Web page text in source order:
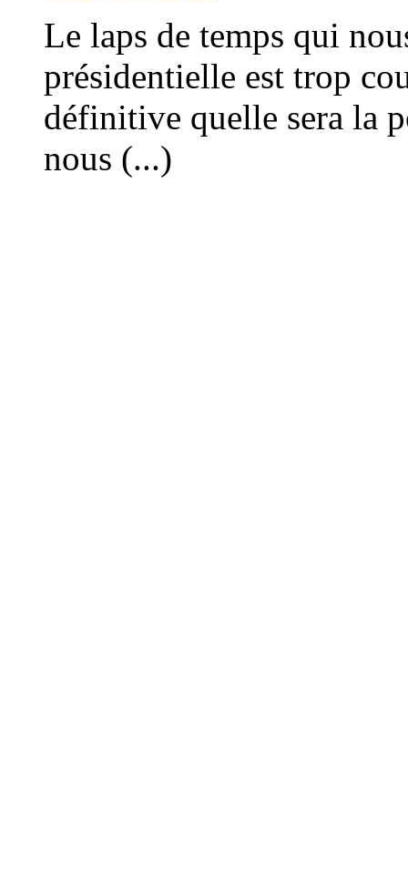
Le laps de temps qui
présidentielle est trop
définitive quelle sera la
nous (...)